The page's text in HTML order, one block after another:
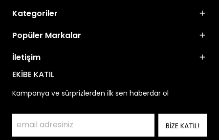
Kategoriler
Popüler Markalar
İletişim
EKİBE KATIL
Kampanya ve sürprizlerden ilk sen haberdar ol
BİZE KATIL!